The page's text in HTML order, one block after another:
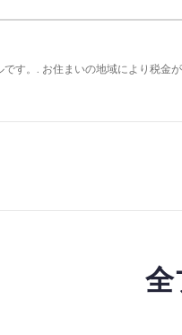
す。. お住まいの地域により税金
全